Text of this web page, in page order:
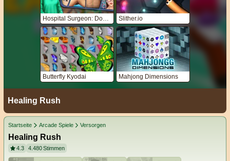
Hospital Surgeon: Doctor Game Slither.io
Butterfly Kyodai Mahjong Dimensions
Healing Rush
Startseite Arcade Spiele Versorgen
Healing Rush
4.3 4.480Stimmen